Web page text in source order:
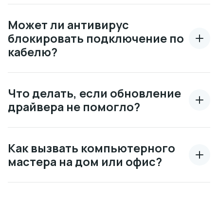
Может ли антивирус
блокировать подключение по
кабелю?
Что делать, если обновление
драйвера не помогло?
Как вызвать компьютерного
мастера на дом или офис?